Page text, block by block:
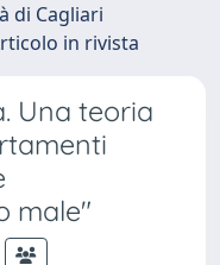
di Cagliari
in rivista
Una teoria
male"